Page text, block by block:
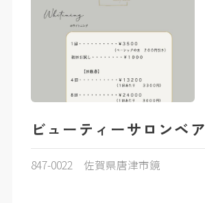
ビューティーサロンベア
847-0022 佐賀県唐津市鏡